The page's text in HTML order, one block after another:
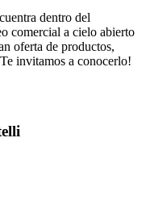
dentro del
comercial a cielo abierto
oferta de productos,
invitamos a conocerlo!